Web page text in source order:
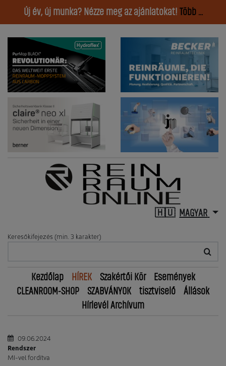
Új év, új munka? Nézze meg az ajánlatokat! Több ...
MAGYAR
Keresőkifejezés (min. 3 karakter)
Kezdőlap HÍREK Szakértői Kör
Események
CLEANROOM-SHOP
SZABVÁNYOK tisztviselő
Állások
Hírlevél Archívum
09.06.2024
Rendszer
MI-vel fordítva